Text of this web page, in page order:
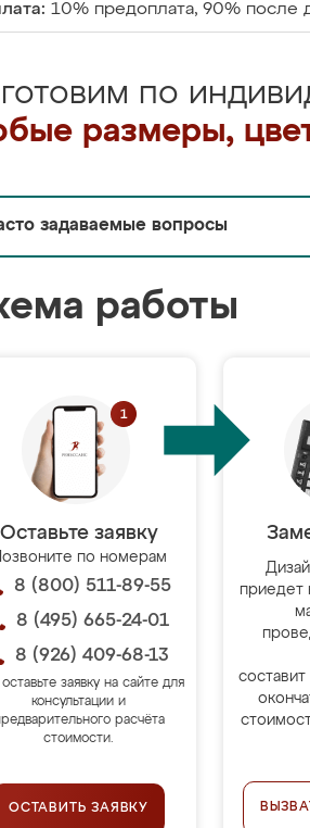
10% предоплата, 90% после
по
размеры,
задаваемые вопросы
работы
Оставьте заявку
по номерам
8 (800) 511-89-55
8 (495) 665-24-01
8 (926) 409-68-13
заявку на сайте для
консультации и
расчёта
стоимости.
ОСТАВИТЬ ЗАЯВКУ
приедет